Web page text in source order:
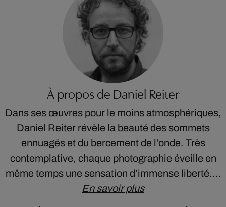
À propos de Daniel Reiter
Dans ses œuvres pour le moins atmosphériques,
Daniel Reiter révèle la beauté des sommets
ennuagés et du bercement de l’onde. Très
contemplative, chaque photographie éveille en
même temps une sensation d’immense liberté.…
En savoir plus